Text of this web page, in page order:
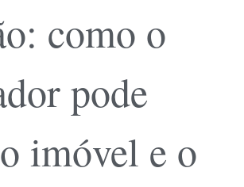
como o
pode
imóvel e o